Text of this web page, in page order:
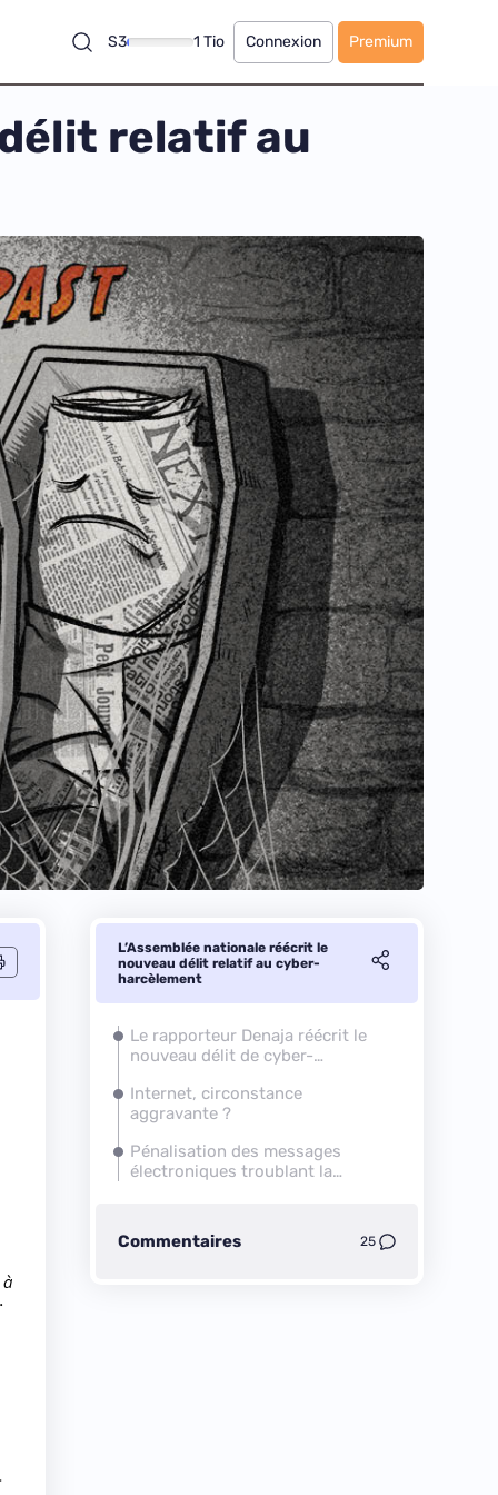
S3 1 Tio Connexion Premium
relatif au
L’Assemblée nationale réécrit le
nouveau délit relatif au cyber-
harcèlement
Le rapporteur Denaja réécrit le
nouveau délit de cyber-
Internet, circonstance
aggravante ?
Pénalisation des messages
électroniques troublant la
Commentaires 25